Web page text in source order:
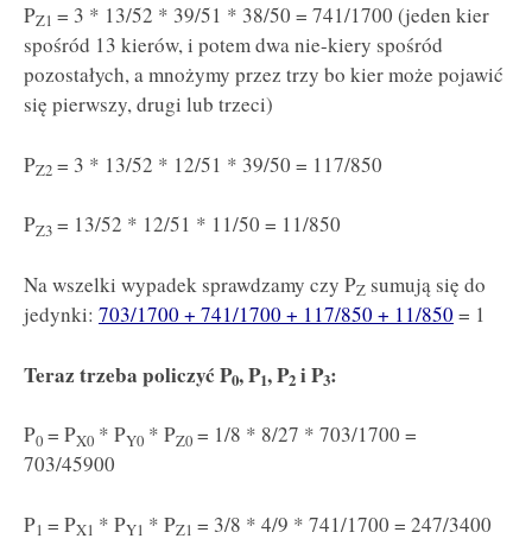
PZ1 = 3 * 13/52 * 39/51 * 38/50 = 741/1700 (jeden kier
spośród 13 kierów, i potem dwa nie-kiery spośród
pozostałych, a mnożymy przez trzy bo kier może pojawić
się pierwszy, drugi lub trzeci)
PZ2 = 3 * 13/52 * 12/51 * 39/50 = 117/850
PZ3 = 13/52 * 12/51 * 11/50 = 11/850
Na wszelki wypadek sprawdzamy czy PZ sumują się do
jedynki: 703/1700 + 741/1700 + 117/850 + 11/850 = 1
Teraz trzeba policzyć P0, P1, P2 i P3:
P0 = PX0 * PY0 * PZ0 = 1/8 * 8/27 * 703/1700 =
703/45900
P1 = PX1 * PY1 * PZ1 = 3/8 * 4/9 * 741/1700 = 247/3400